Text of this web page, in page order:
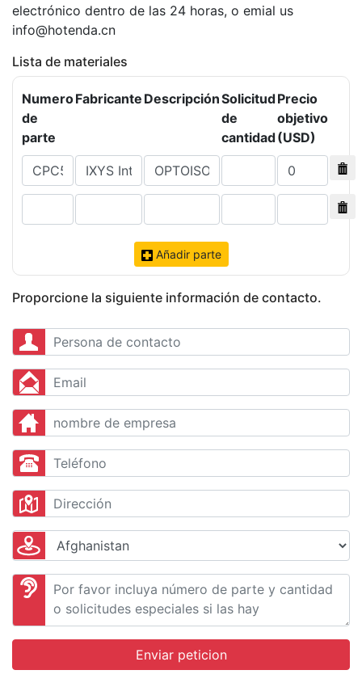
electrónico dentro de las 24 horas, o emial us
info@hotenda.cn
Lista de materiales
Numero
de
parte
Fabricante DescripciónSolicitud
de
cantidad
Precio
objetivo
(USD)
Añadir parte
Proporcione la siguiente información de contacto.
Enviar peticion